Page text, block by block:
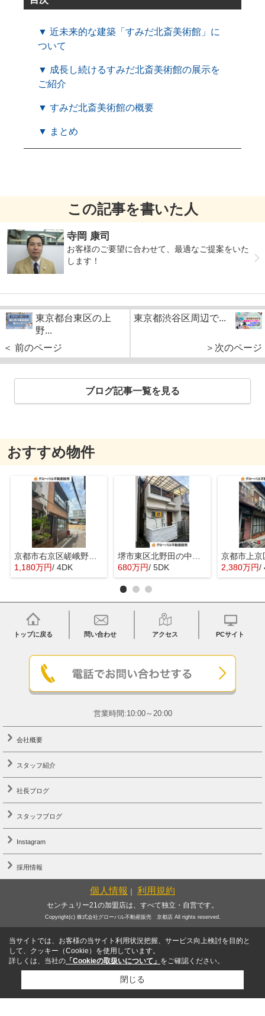
▼ 近未来的な建築「すみだ北斎美術館」に
ついて
▼ 成長し続けるすみだ北斎美術館の展示を
ご紹介
▼ すみだ北斎美術館の概要
▼ まとめ
この記事を書いた人
寺岡 康司
お客様のご要望に合わせて、最適なご提案をいた
します！
東京都台東区の上
野...
＜ 前のページ
東京都渋谷区周辺で...
＞次のページ
ブログ記事一覧を見る
おすすめ物件
京都市右京区嵯峨野宮ノ元町の中古一戸建
1,180万円/ 4DK
680万円/ 5DK 2,380万円/
トップに戻る 問い合わせ アクセス PCサイト
営業時間:10:00～20:00
会社概要
スタッフ紹介
社長ブログ
スタッフブログ
Instagram
採用情報
個人情報 利用規約
センチュリー21の加盟店は、すべて独立・自営です。
Copyright(c) 株式会社グローバル不動産販売 京都店 All rights reserved.
当サイトでは、お客様の当サイト利用状況把握、サービス向上検討を目的と
して、クッキー（Cookie）を使用しています。
詳しくは、当社の 「Cookieの取扱いについて」 をご確認ください。
閉じる